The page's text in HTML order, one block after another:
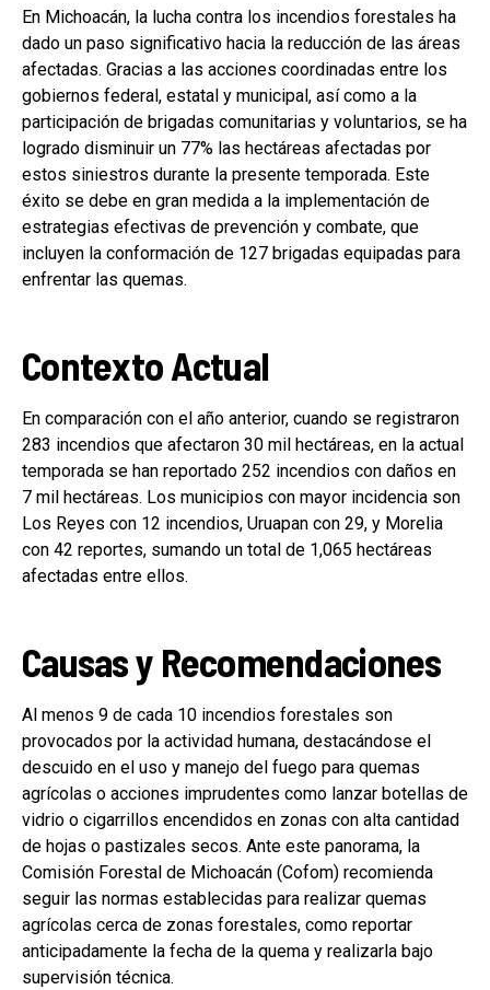
En Michoacán, la lucha contra los incendios forestales ha
dado un paso significativo hacia la reducción de las áreas
afectadas. Gracias a las acciones coordinadas entre los
gobiernos federal, estatal y municipal, así como a la
participación de brigadas comunitarias y voluntarios, se ha
logrado disminuir un 77% las hectáreas afectadas por
estos siniestros durante la presente temporada. Este
éxito se debe en gran medida a la implementación de
estrategias efectivas de prevención y combate, que
incluyen la conformación de 127 brigadas equipadas para
enfrentar las quemas.
Contexto Actual
En comparación con el año anterior, cuando se registraron
283 incendios que afectaron 30 mil hectáreas, en la actual
temporada se han reportado 252 incendios con daños en
7 mil hectáreas. Los municipios con mayor incidencia son
Los Reyes con 12 incendios, Uruapan con 29, y Morelia
con 42 reportes, sumando un total de 1,065 hectáreas
afectadas entre ellos.
Causas y Recomendaciones
Al menos 9 de cada 10 incendios forestales son
provocados por la actividad humana, destacándose el
descuido en el uso y manejo del fuego para quemas
agrícolas o acciones imprudentes como lanzar botellas de
vidrio o cigarrillos encendidos en zonas con alta cantidad
de hojas o pastizales secos. Ante este panorama, la
Comisión Forestal de Michoacán (Cofom) recomienda
seguir las normas establecidas para realizar quemas
agrícolas cerca de zonas forestales, como reportar
anticipadamente la fecha de la quema y realizarla bajo
supervisión técnica.